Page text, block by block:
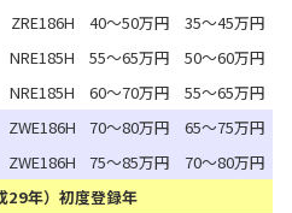
ZRE186H 40～50万円
35～45万円
NRE185H 55～65万円
50～60万円
NRE185H 60～70万円
55～65万円
ZWE186H 70～80万円
65～75万円
ZWE186H 75～85万円
70～80万円
29年）初度登録年